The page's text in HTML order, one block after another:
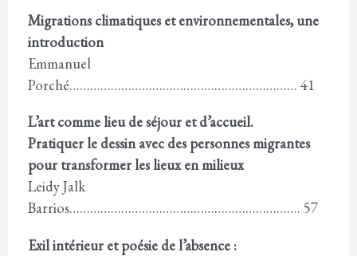
Migrations climatiques et environnementales, une
introduction
Emmanuel
Porché………………………………………………………… 41
L’art comme lieu de séjour et d’accueil.
Pratiquer le dessin avec des personnes migrantes
pour transformer les lieux en milieux
Leidy Jalk
Barrios…………………………………………………………. 57
Exil intérieur et poésie de l’absence :